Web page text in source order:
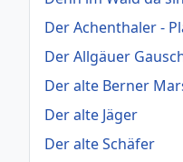
Der Achenthaler -
Der Allgäuer
Der alte Berner
Der alte Jäger
Der alte Schäfer